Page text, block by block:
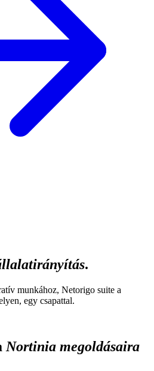
.
munkához, Netorigo suite a
egy csapattal.
Nortinia megoldásaira